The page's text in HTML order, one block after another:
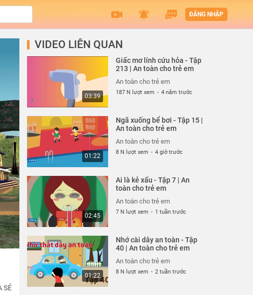
ĐĂNG NHẬP
SẺ
VIDEO LIÊN QUAN
03:39
Giấc mơ lính cứu hỏa - Tập
213 | An toàn cho trẻ em
An toàn cho trẻ em
187 N lượt xem - 4 năm trước
01:22
Ngã xuống bể bơi - Tập 15 |
An toàn cho trẻ em
An toàn cho trẻ em
8 N lượt xem - 4 giờ trước
02:45
Ai là kẻ xấu - Tập 7 | An
toàn cho trẻ em
An toàn cho trẻ em
7 N lượt xem - 1 tuần trước
01:22
Nhớ cài dây an toàn - Tập
40 | An toàn cho trẻ em
An toàn cho trẻ em
8 N lượt xem - 2 tuần trước